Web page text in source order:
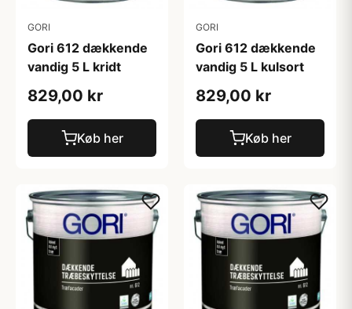
GORI
Gori 612 dækkende
vandig 5 L kridt
829,00 kr
Køb her
GORI
Gori 612 dækkende
vandig 5 L kulsort
829,00 kr
Køb her